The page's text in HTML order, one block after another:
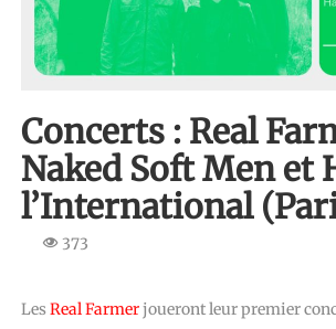
Concerts : Real
Naked Soft Men et
l’International
373
LesReal Farmerjoueront leur premier